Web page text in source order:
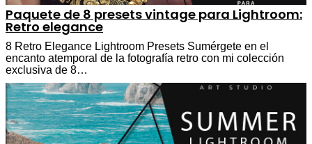
Paquete de 8 presets vintage para Lightroom:
Retro elegance
8 Retro Elegance Lightroom Presets Sumérgete en el
encanto atemporal de la fotografía retro con mi colección
exclusiva de 8…